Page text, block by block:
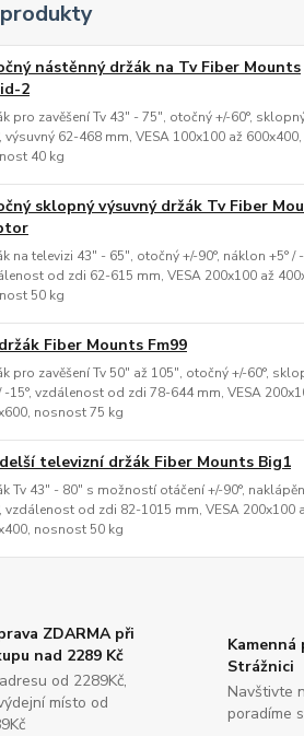
nástěnný držák na Tv Fiber Mounts
2
pro zavěšení Tv 43" - 75", otočný +/-60°,
výsuvný 62-468 mm, VESA 100x100 až 600x400,
40 kg
sklopný výsuvný držák Tv Fiber
na televizi 43" - 65", otočný +/-90°, náklon +5° / -
od zdi 62-615 mm, VESA 200x100 až
50 kg
Fiber Mounts Fm99
pro zavěšení Tv 50" až 105", otočný +/-60°,
-15°, vzdálenost od zdi 78-644 mm, VESA
nosnost 75 kg
televizní držák Fiber Mounts Big1
Tv 43" - 80" s možností otáčení +/-90°,
vzdálenost od zdi 82-1015 mm, VESA 200x100
nosnost 50 kg
ZDARMA při
nad 2289 Kč
od 2289Kč,
místo od
Kamenná
Strážnici
Navštivte
poradíme